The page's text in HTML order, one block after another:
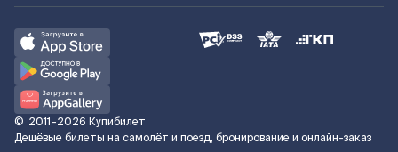
© 2011–2026 Купибилет
Дешёвые билеты на самолёт и поезд, бронирование и онлайн-заказ